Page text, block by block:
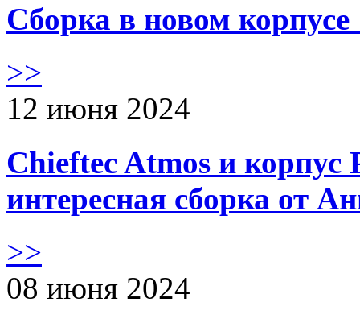
Сборка в новом
>>
12 июня 2024
Chieftec Atmos и корпус
интересная сборка от
>>
08 июня 2024